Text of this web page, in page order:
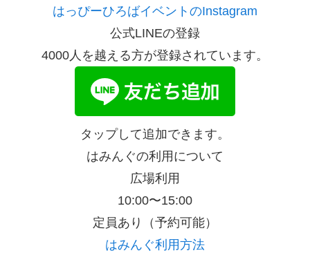
はっぴーひろばイベントのInstagram
公式LINEの登録
4000人を越える方が登録されています。
タップして追加できます。
はみんぐの利用について
広場利用
10:00〜15:00
定員あり（予約可能）
はみんぐ利用方法